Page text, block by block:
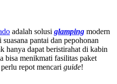
adalah solusi glamping modern
pantai dan pepohonan
hanya dapat beristirahat di kabin
bisa menikmati fasilitas paket
repot mencari guide!